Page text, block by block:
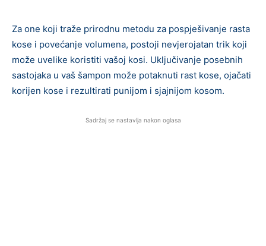
Za one koji traže prirodnu metodu za pospješivanje rasta
kose i povećanje volumena, postoji nevjerojatan trik koji
može uvelike koristiti vašoj kosi. Uključivanje posebnih
sastojaka u vaš šampon može potaknuti rast kose, ojačati
korijen kose i rezultirati punijom i sjajnijom kosom.
Sadržaj se nastavlja nakon oglasa